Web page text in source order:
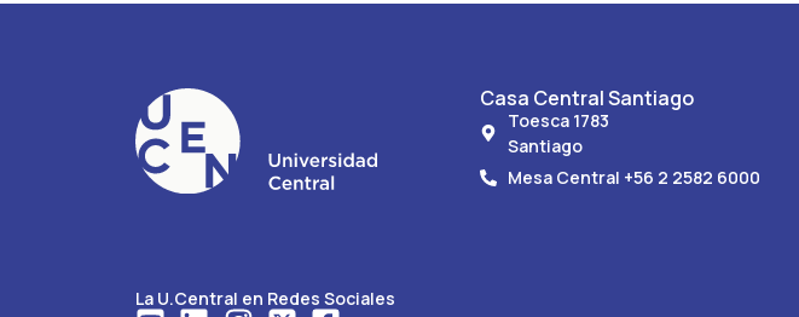
La U.Central en Redes Sociales
Casa Central Santiago
Toesca 1783
Santiago
Mesa Central +56 2 2582 6000